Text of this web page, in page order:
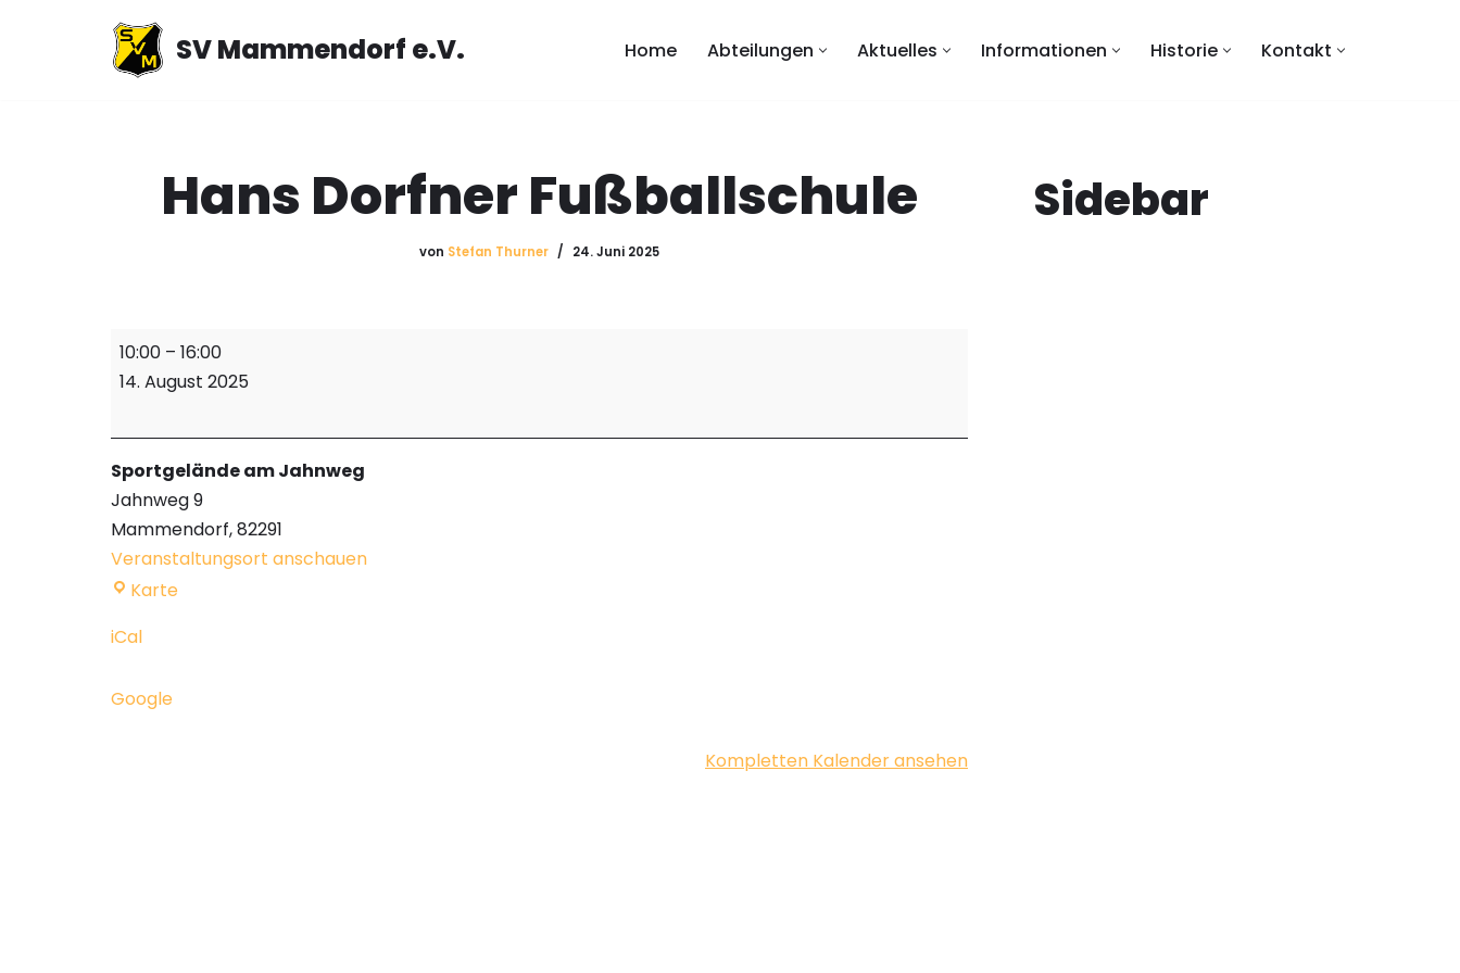
SV Mammendorf e.V. Home Abteilungen Aktuelles Informationen Historie Kontakt
Hans Dorfner Fußballschule
von Stefan Thurner 24. Juni 2025
10:00 – 16:00
14. August 2025
Sportgelände am Jahnweg
Jahnweg 9
Mammendorf,82291
Veranstaltungsort anschauen
Karte
iCal
Google
Kompletten Kalender ansehen
Sidebar